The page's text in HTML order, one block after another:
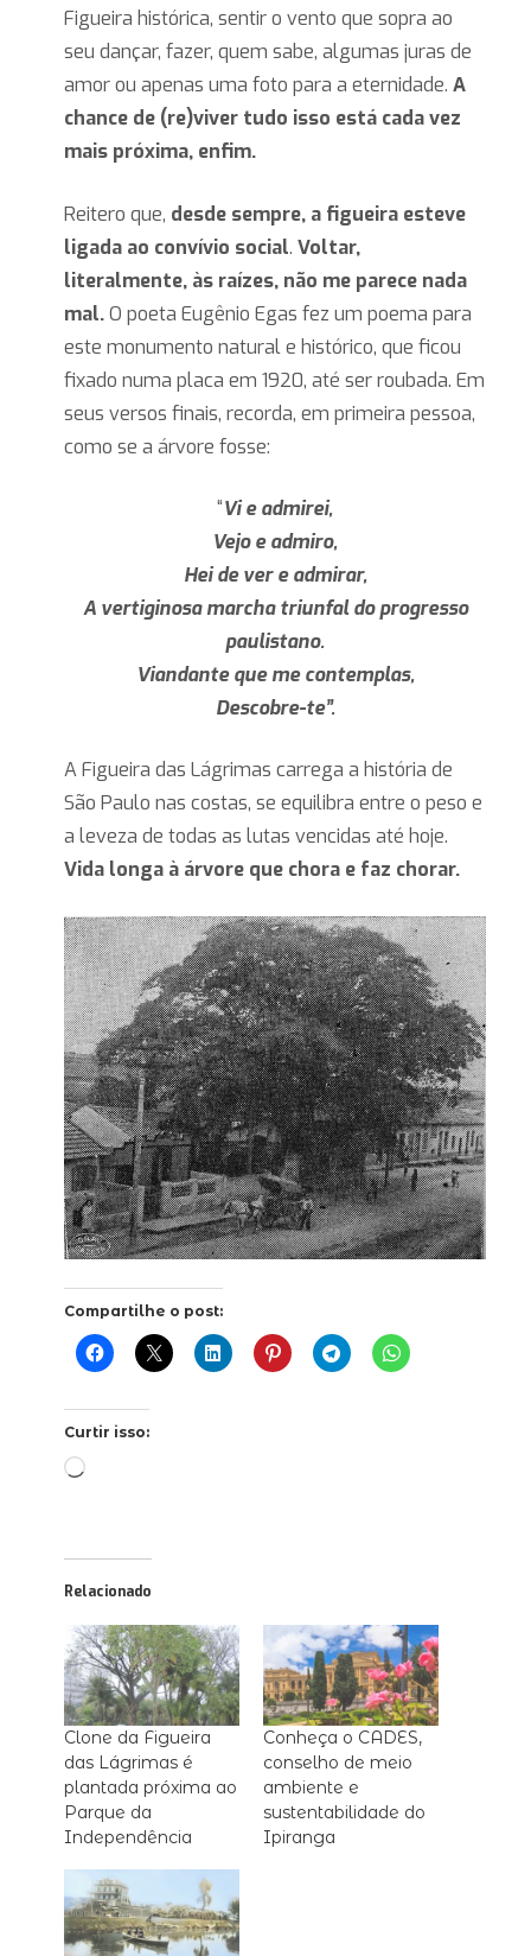
Figueira histórica, sentir o vento que sopra ao
seu dançar, fazer, quem sabe, algumas juras de
amor ou apenas uma foto para a eternidade. A
chance de (re)viver tudo isso está cada vez
mais próxima, enfim.
Reitero que, desde sempre, a figueira esteve
ligada ao convívio social. Voltar,
literalmente, às raízes, não me parece nada
mal.O poeta Eugênio Egas fez um poema para
este monumento natural e histórico, que ficou
fixado numa placa em 1920, até ser roubada. Em
seus versos finais, recorda, em primeira pessoa,
como se a árvore fosse:
“Vi e admirei,
Vejo e admiro,
Hei de ver e admirar,
A vertiginosa marcha triunfal do progresso
paulistano.
Viandante que me contemplas,
Descobre-te”.
A Figueira das Lágrimas carrega a história de
São Paulo nas costas, se equilibra entre o peso e
a leveza de todas as lutas vencidas até hoje.
Vida longa à árvore que chora e faz chorar.
Compartilhe o post:
Curtir isso:
Carregando...
Relacionado
Clone da Figueira
das Lágrimas é
plantada próxima ao
Parque da
Independência
Conheça o CADES,
conselho de meio
ambiente e
sustentabilidade do
Ipiranga